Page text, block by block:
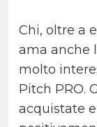
Chi, oltre a
ama anche
molto
Pitch PRO.
acquistate